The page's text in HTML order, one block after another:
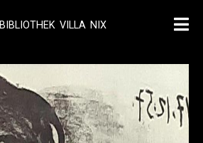
BIBLIOTHEK VILLA NIX